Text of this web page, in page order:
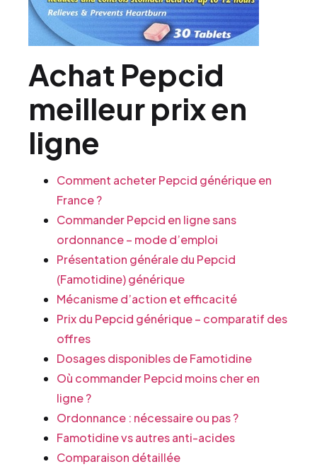
Achat Pepcid
meilleur prix en
ligne
Comment acheter Pepcid générique en
France ?
Commander Pepcid en ligne sans
ordonnance – mode d’emploi
Présentation générale du Pepcid
(Famotidine) générique
Mécanisme d’action et efficacité
Prix du Pepcid générique – comparatif des
offres
Dosages disponibles de Famotidine
Où commander Pepcid moins cher en
ligne ?
Ordonnance : nécessaire ou pas ?
Famotidine vs autres anti-acides
Comparaison détaillée